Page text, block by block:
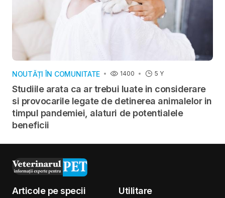
NOUTĂȚI ÎN COMUNITATE 1400 5 Y
Studiile arata ca ar trebui luate in considerare
si provocarile legate de detinerea animalelor in
timpul pandemiei, alaturi de potentialele
beneficii
Articole pe specii Utilitare